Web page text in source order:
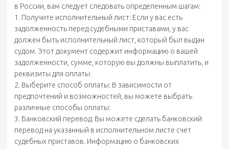
в России, вам следует следовать определенным шагам:
1. Получите исполнительный лист: Если у вас есть
задолженность перед судебными приставами, у вас
должен быть исполнительный лист, который был выдан
судом. Этот документ содержит информацию о вашей
задолженности, сумме, которую вы должны выплатить, и
реквизиты для оплаты.
2. Выберите способ оплаты: В зависимости от
предпочтений и возможностей, вы можете выбрать
различные способы оплаты:
3. Банковский перевод: Вы можете сделать банковский
перевод на указанный в исполнительном листе счет
судебных приставов. Информацию о банковских